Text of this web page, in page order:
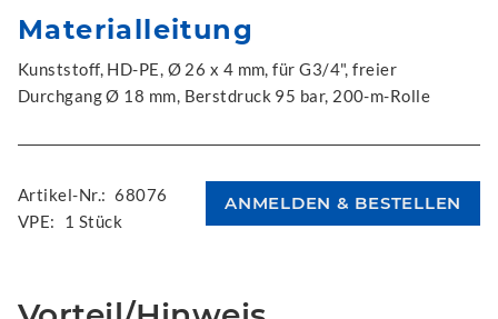
Materialleitung
Kunststoff, HD-PE, Ø 26 x 4 mm, für G3/4", freier
Durchgang Ø 18 mm, Berstdruck 95 bar, 200-m-Rolle
Artikel-Nr.: 68076
VPE:
1 Stück